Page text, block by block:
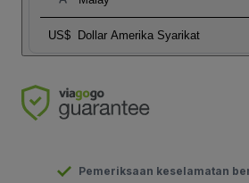
US$ Dollar Amerika Syarikat
Pemeriksaan keselamatan